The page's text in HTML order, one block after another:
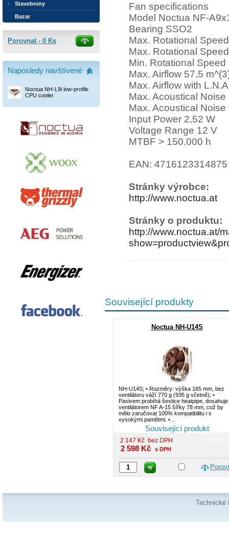
Fan specifications
Model Noctua NF-
Bearing SSO2
Max. Rotational
Max. Rotational
Min. Rotational
Max. Airflow 57,5
Max. Airflow with
Max. Acoustical Noise
Max. Acoustical
Input Power 2,52 W
Voltage Range 12 V
MTBF > 150.000 h
EAN: 4716123314875
Stránky výrobce:
http://www.noctua.at
Stránky o produktu:
http://www.noctua.at/
Související produkty
Související produkt
Noctua NH-U14S
NH-U14S; • Rozměry: výška 165 mm, bez
ventilátoru váží 770 g (935 g včetně); •
Pasivem probíhá šestice heatpipe, dosahuje
ventilátorem NF A-15 šířky 78 mm, což by
mělo zaručovat 100% kompatibilitu i s
vysokými pamětmi. •...
2 147 Kč bez DPH
2 598 Kč s DPH
Stavebniny
Bazar
Porovnat - 0 Ks
Naposledy navštívené
Noctua NH-L9i low-profile
CPU cooler